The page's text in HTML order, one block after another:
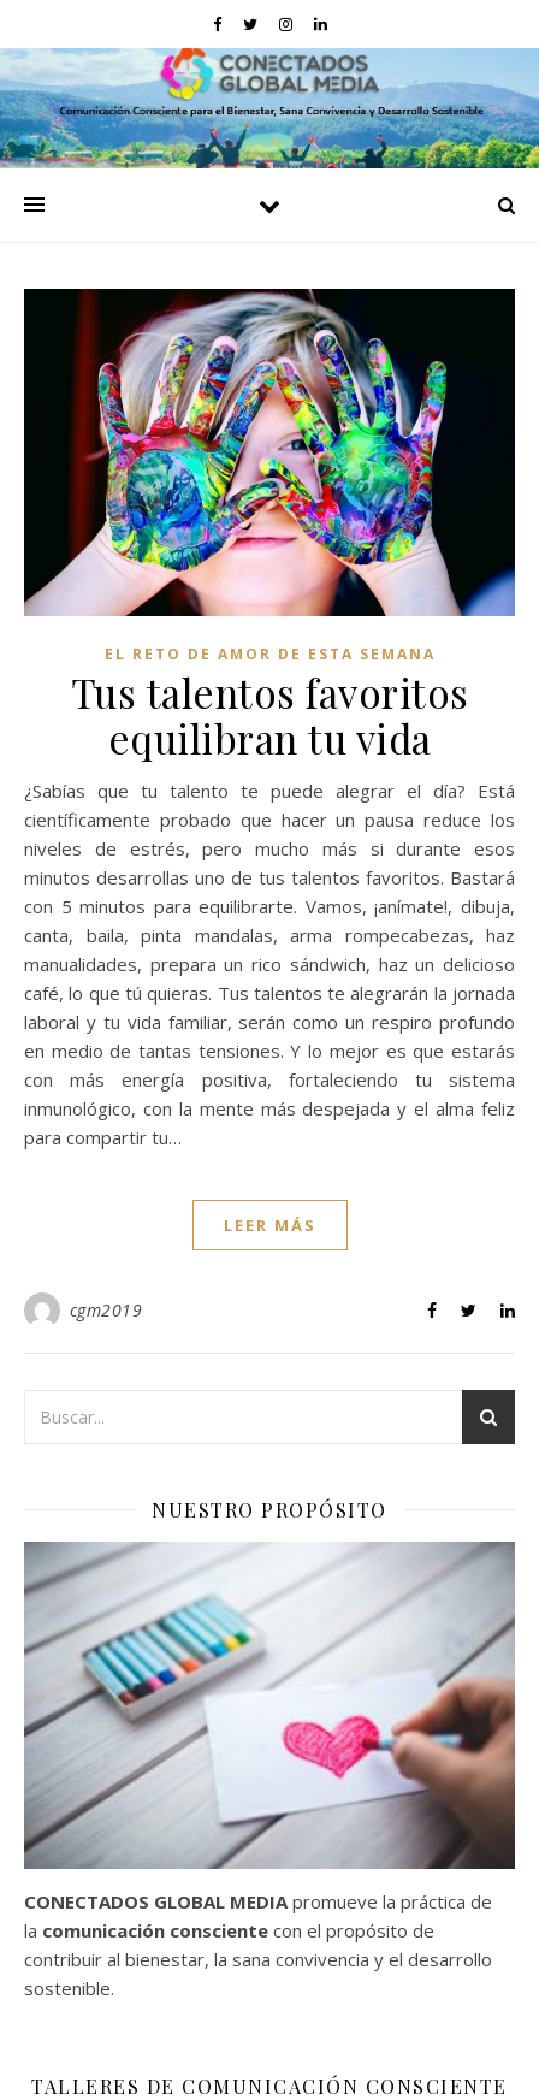
EL RETO DE AMOR DE ESTA SEMANA
Tus talentos favoritos
equilibran tu vida
¿Sabías que tu talento te puede alegrar el día? Está
científicamente probado que hacer un pausa reduce los
niveles de estrés, pero mucho más si durante esos
minutos desarrollas uno de tus talentos favoritos. Bastará
con 5 minutos para equilibrarte. Vamos, ¡anímate!, dibuja,
canta, baila, pinta mandalas, arma rompecabezas, haz
manualidades, prepara un rico sándwich, haz un delicioso
café, lo que tú quieras. Tus talentos te alegrarán la jornada
laboral y tu vida familiar, serán como un respiro profundo
en medio de tantas tensiones. Y lo mejor es que estarás
con más energía positiva, fortaleciendo tu sistema
inmunológico, con la mente más despejada y el alma feliz
para compartir tu…
LEER MÁS
cgm2019
NUESTRO PROPÓSITO
CONECTADOS GLOBAL MEDIA promueve la práctica de
la comunicación consciente con el propósito de
contribuir al bienestar, la sana convivencia y el desarrollo
sostenible.
TALLERES DE COMUNICACIÓN CONSCIENTE